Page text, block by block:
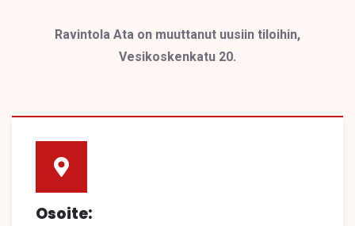
Ravintola Ata on muuttanut uusiin tiloihin,
Vesikoskenkatu 20.
Osoite: